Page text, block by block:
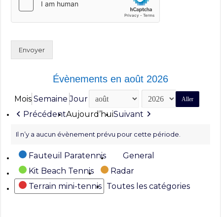
Envoyer
Évènements en août 2026
Mois Semaine Jour Mois
Année
PrécédentAujourd’huiSuivant
Il n’y a aucun évènement prévu pour cette période.
Catégories
Fauteuil Paratennis
General
Kit Beach Tennis
Radar
Terrain mini-tennis Toutes les catégories